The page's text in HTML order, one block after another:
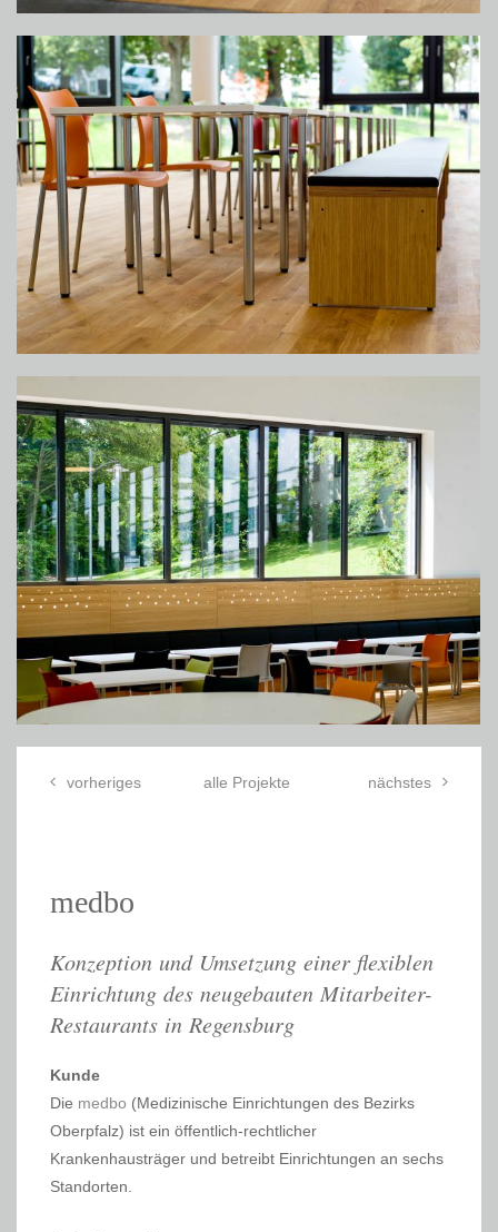
vorheriges alle Projekte nächstes
medbo
Konzeption und Umsetzung einer flexiblen
Einrichtung des neugebauten Mitarbeiter-
Restaurants in Regensburg
Kunde
Die medbo (Medizinische Einrichtungen des Bezirks
Oberpfalz) ist ein öffentlich-rechtlicher
Krankenhausträger und betreibt Einrichtungen an sechs
Standorten.